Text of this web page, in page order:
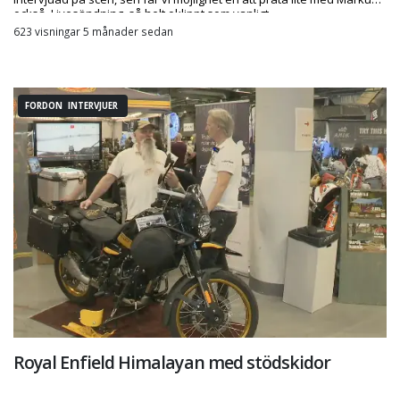
också. Livesändning, så helt oklippt som vanligt.
623 visningar 5 månader sedan
FORDON INTERVJUER
Royal Enfield Himalayan med stödskidor